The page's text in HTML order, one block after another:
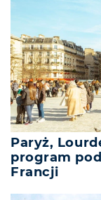
Paryż,
program
Francji